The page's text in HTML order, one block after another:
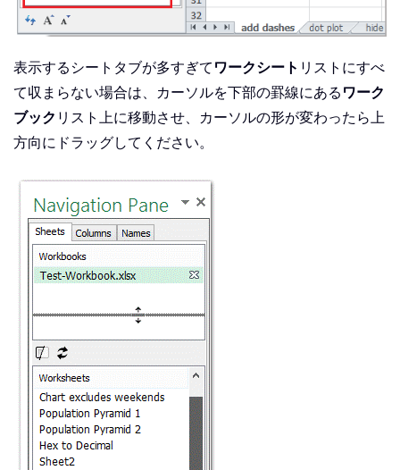
表示するシートタブが多すぎて ワークシート リストにすべ
て収まらない場合は、カーソルを下部の罫線にある ワーク
ブック リスト上に移動させ、カーソルの形が変わったら上
方向にドラッグしてください。